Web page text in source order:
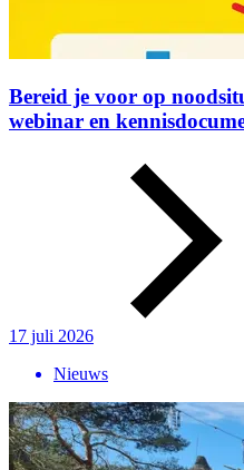
Bereid je voor op
webinar en
17 juli 2026
Nieuws